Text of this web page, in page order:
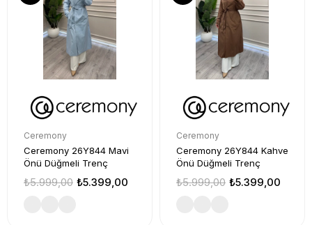
Ceremony
Ceremony 26Y844 Mavi
Önü Düğmeli Trenç
₺5.399,00
₺5.999,00
Ceremony
Ceremony 26Y844 Kahve
Önü Düğmeli Trenç
₺5.399,00
₺5.999,00